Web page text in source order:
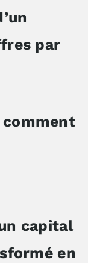
par
comment
capital
en